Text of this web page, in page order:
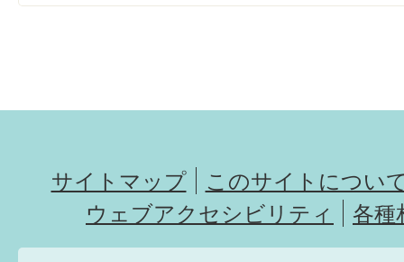
サイトマップ
このサイトについ
ウェブアクセシビリティ
各種